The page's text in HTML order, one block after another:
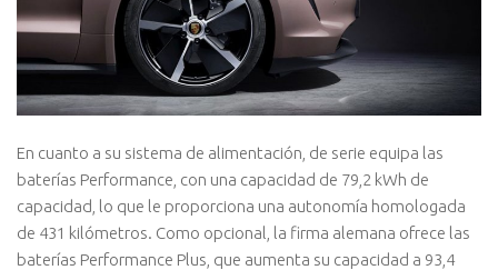
En cuanto a su sistema de alimentación, de serie equipa las
baterías Performance, con una capacidad de 79,2 kWh de
capacidad, lo que le proporciona una autonomía homologada
de 431 kilómetros. Como opcional, la firma alemana ofrece las
baterías Performance Plus, que aumenta su capacidad a 93,4